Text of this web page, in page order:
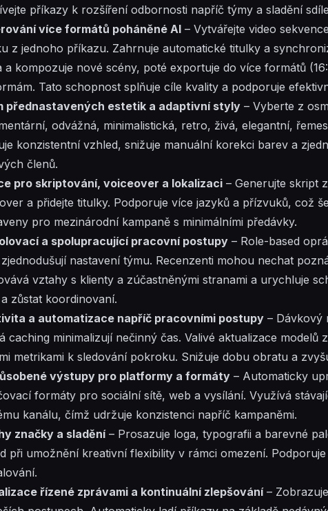
příkazy k rozšíření odbornosti napříč týmy a sladění
více formátů poháněné AI – Vytvářejte video
z jednoho příkazu. Zahrnuje automatické titulky a
a kompozuje nové scény, poté exportuje do více formátů
Tato schopnost splňuje cíle kvality a podporuje
přednastavených estetik a adaptivní styly – Vyberte z
odvážná, minimalistická, retro, živá, elegantní,
konzistentní vzhled, snižuje manuální korekci barev a
členů.
pro skriptování, voiceover a lokalizaci – Generujte skript
a přidejte titulky. Podporuje více jazyků a přízvuků, což
pro mezinárodní kampaně s minimálními předávky.
a spolupracující pracovní postupy – Role-based
nastavení týmu. Recenzenti mohou nechat
vztahy s klienty a zúčastněnými stranami a urychluje
zůstat koordinovaní.
a automatizace napříč pracovními postupy – Dávkový
caching minimalizují nečinný čas. Valivé aktualizace modelů
metrikami k sledování pokroku. Snižuje dobu obratu a
výstupy pro platformy a formáty – Automaticky
formáty pro sociální sítě, web a vysílání. Využívá
kanálu, čímž udržuje konzistenci napříč kampaněmi.
značky a sladění– Prosazuje loga, typografii a barevné
při umožnění kreativní flexibility v rámci omezení.
řízené zprávami a kontinuální zlepšování–